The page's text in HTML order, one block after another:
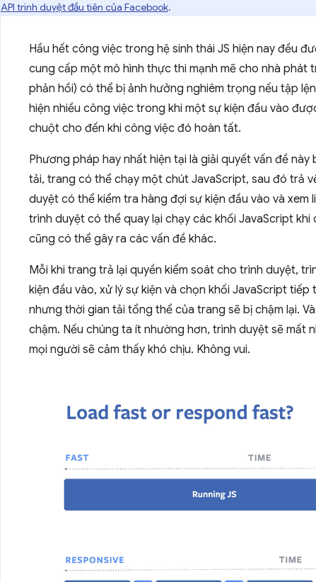
API trình duyệt đầu tiên của Facebook.
Hầu hết công việc trong hệ sinh thái JS hiện nay đều
cung cấp một mô hình thực thi mạnh mẽ cho nhà phát
phản hồi) có thể bị ảnh hưởng nghiêm trọng nếu tập
hiện nhiều công việc trong khi một sự kiện đầu vào
chuột cho đến khi công việc đó hoàn tất.
Phương pháp hay nhất hiện tại là giải quyết vấn đề
tải, trang có thể chạy một chút JavaScript, sau đó trả
duyệt có thể kiểm tra hàng đợi sự kiện đầu vào và
trình duyệt có thể quay lại chạy các khối JavaScript
cũng có thể gây ra các vấn đề khác.
Mỗi khi trang trả lại quyền kiểm soát cho trình duyệt,
kiện đầu vào, xử lý sự kiện và chọn khối JavaScript
nhưng thời gian tải tổng thể của trang sẽ bị chậm lại.
chậm. Nếu chúng ta ít nhường hơn, trình duyệt sẽ mất
mọi người sẽ cảm thấy khó chịu. Không vui.